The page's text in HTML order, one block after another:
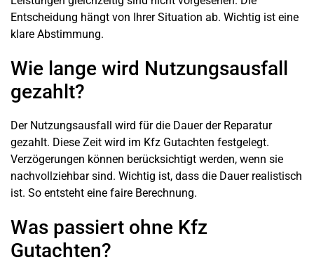
Entscheidung hängt von Ihrer Situation ab. Wichtig ist eine
klare Abstimmung.
Wie lange wird Nutzungsausfall
gezahlt?
Der Nutzungsausfall wird für die Dauer der Reparatur
gezahlt. Diese Zeit wird im Kfz Gutachten festgelegt.
Verzögerungen können berücksichtigt werden, wenn sie
nachvollziehbar sind. Wichtig ist, dass die Dauer realistisch
ist. So entsteht eine faire Berechnung.
Was passiert ohne Kfz
Gutachten?